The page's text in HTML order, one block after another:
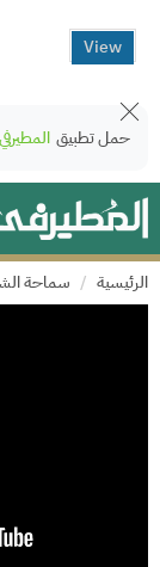
View
حمل تطبيق المطيرفي
الرئيسية سماحة